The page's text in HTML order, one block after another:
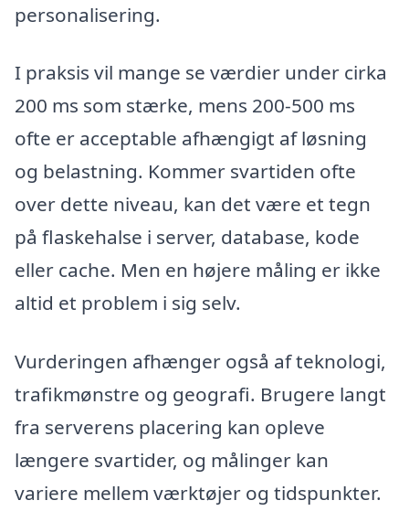
personalisering.
I praksis vil mange se værdier under cirka
200 ms som stærke, mens 200-500 ms
ofte er acceptable afhængigt af løsning
og belastning. Kommer svartiden ofte
over dette niveau, kan det være et tegn
på flaskehalse i server, database, kode
eller cache. Men en højere måling er ikke
altid et problem i sig selv.
Vurderingen afhænger også af teknologi,
trafikmønstre og geografi. Brugere langt
fra serverens placering kan opleve
længere svartider, og målinger kan
variere mellem værktøjer og tidspunkter.